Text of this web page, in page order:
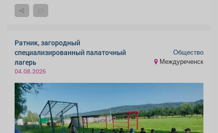
Ратник, загородный
специализированный палаточный
лагерь
04.08.2026
Общество
Междуреченск